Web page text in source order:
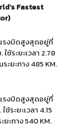
Fastest
แรงบิดสูงสุดอยู่ที่
ช้ระยะเวลา 2.78
ะยะทาง 485 KM.
รงบิดสูงสุดอยู่ที่
ระยะเวลา 4.15
ะทาง 540 KM.